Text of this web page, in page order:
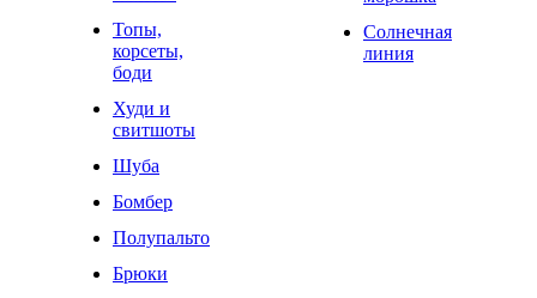
Топы,
корсеты,
боди
Худи и
свитшоты
Шуба
Бомбер
Полупальто
Брюки
Солнечная
линия